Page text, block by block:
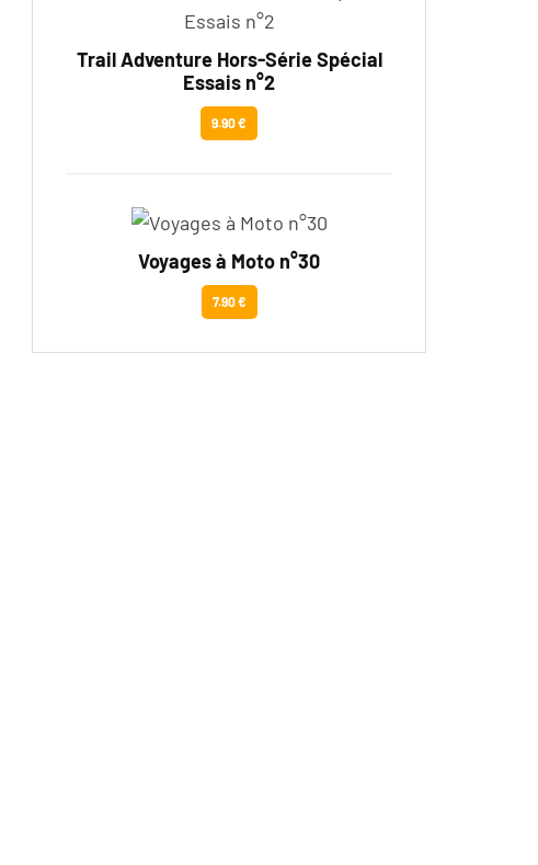
Trail Adventure Hors-Série Spécial
Essais n°2
9.90 €
Voyages à Moto n°30
7.90 €